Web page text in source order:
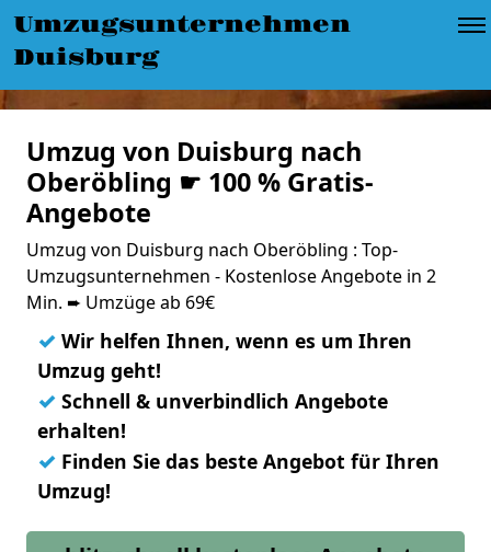
Umzugsunternehmen
Duisburg
Umzug von Duisburg nach
Oberöbling ☛ 100 % Gratis-
Angebote
Umzug von Duisburg nach Oberöbling : Top-
Umzugsunternehmen - Kostenlose Angebote in 2
Min. ➨ Umzüge ab 69€
✓ Wir helfen Ihnen, wenn es um Ihren
Umzug geht!
✓ Schnell & unverbindlich Angebote
erhalten!
✓ Finden Sie das beste Angebot für Ihren
Umzug!